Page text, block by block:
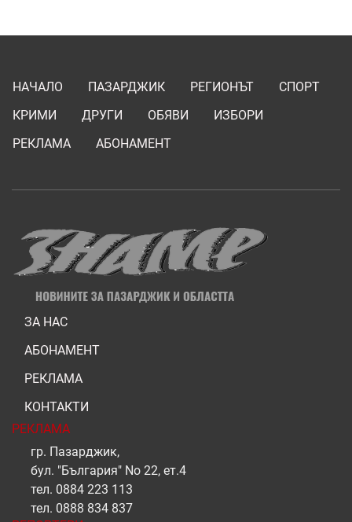
НАЧАЛО ПАЗАРДЖИК РЕГИОНЪТ
СПОРТ
КРИМИ
ДРУГИ ОБЯВИ
ИЗБОРИ
РЕКЛАМА
АБОНАМЕНТ
ЗА НАС
АБОНАМЕНТ
РЕКЛАМА
КОНТАКТИ
РЕКЛАМА
гр. Пазарджик,
бул. "България" No 22, ет.4
тел. 0884 223 113
тел. 0888 834 837